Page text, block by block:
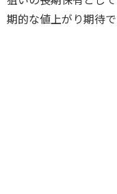
期的な値上がり期待